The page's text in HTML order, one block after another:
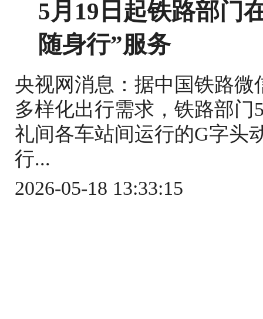
5月19日起铁路部门
随身行”服务
央视网消息：据中国铁路
多样化出行需求，铁路部门
礼间各车站间运行的G字头
行...
2026-05-18 13:33:15